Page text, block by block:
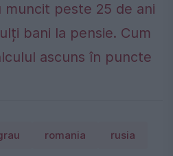
muncit peste 25 de ani
bani la pensie. Cum
ascuns în puncte
romania rusia